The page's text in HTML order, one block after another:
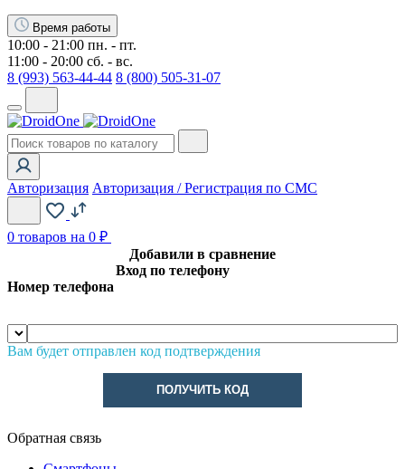
Время работы
10:00 - 21:00 пн. - пт.
11:00 - 20:00 сб. - вс.
8 (993) 563-44-44 8 (800) 505-31-07
Авторизация Авторизация / Регистрация по СМС
0 товаров на 0 ₽
Добавили в сравнение
Вход по телефону
Номер телефона
Вам будет отправлен код подтверждения
ПОЛУЧИТЬ КОД
Обратная связь